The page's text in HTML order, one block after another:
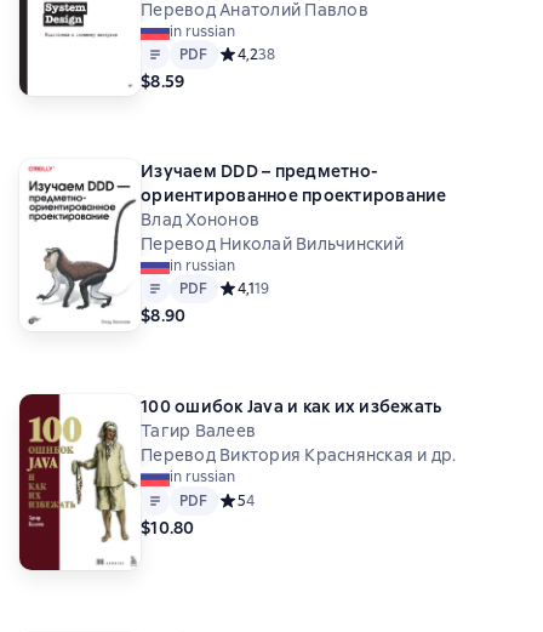
Перевод Анатолий Павлов
in russian
Text
PDF
PDF Средний рейтинг 4,2 на основе 38 оценок
4,238
$8.59
Изучаем DDD – предметно-
ориентированное проектирование
Влад Хононов
Перевод Николай Вильчинский
in russian
Text
PDF
PDF Средний рейтинг 4,1 на основе 19 оценок
4,119
$8.90
100 ошибок Java и как их избежать
Тагир Валеев
Перевод Виктория Краснянская и др.
in russian
Text
PDF
PDF Средний рейтинг 5 на основе 4 оценок
54
$10.80